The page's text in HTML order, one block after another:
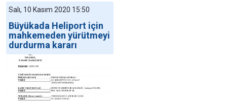
Salı, 10 Kasım 2020 15:50
Büyükada Heliport için
mahkemeden yürütmeyi
durdurma kararı